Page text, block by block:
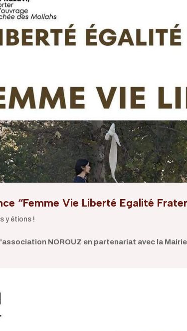
“Femme Vie Liberté Egalité
y étions !
NOROUZ en partenariat avec la